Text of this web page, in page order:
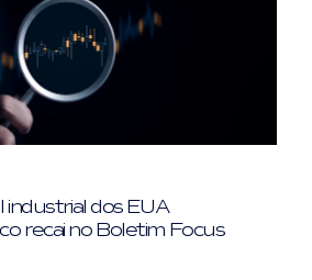
industrial dos EUA
recai no Boletim Focus